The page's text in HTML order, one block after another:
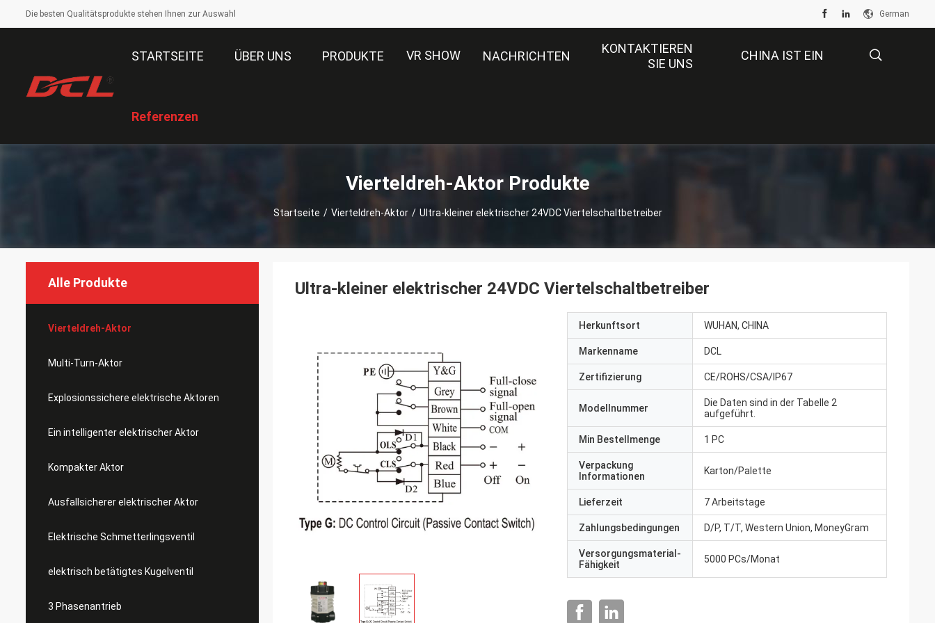
Die besten Qualitätsprodukte stehen Ihnen zur Auswahl German
STARTSEITE ÜBER UNS PRODUKTE VR SHOW NACHRICHTEN
KONTAKTIEREN
SIE UNS
CHINA IST EIN
Referenzen
Vierteldreh-Aktor Produkte
Startseite / Vierteldreh-Aktor / Ultra-kleiner elektrischer 24VDC Viertelschaltbetreiber
Alle Produkte
Vierteldreh-Aktor
Multi-Turn-Aktor
Explosionssichere elektrische Aktoren
Ein intelligenter elektrischer Aktor
Kompakter Aktor
Ausfallsicherer elektrischer Aktor
Elektrische Schmetterlingsventil
elektrisch betätigtes Kugelventil
3 Phasenantrieb
Ultra-kleiner elektrischer 24VDC Viertelschaltbetreiber
Herkunftsort WUHAN, CHINA
Markenname DCL
Zertifizierung CE/ROHS/CSA/IP67
Modellnummer
Die Daten sind in der Tabelle 2
aufgeführt.
Min Bestellmenge 1 PC
Verpackung
Informationen
Karton/Palette
Lieferzeit 7 Arbeitstage
Zahlungsbedingungen D/P, T/T, Western Union, MoneyGram
Versorgungsmaterial-
Fähigkeit
5000 PCs/Monat